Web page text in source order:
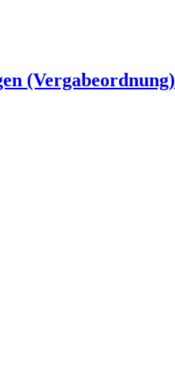
(Vergabeordnung)